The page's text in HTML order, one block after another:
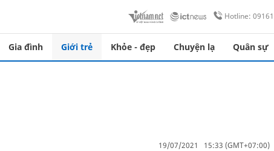
Hotline:
Gia đình Giới trẻ Khỏe - đẹp Chuyện lạ Quân sự
19/07/2021 15:33 (GMT+07:00)